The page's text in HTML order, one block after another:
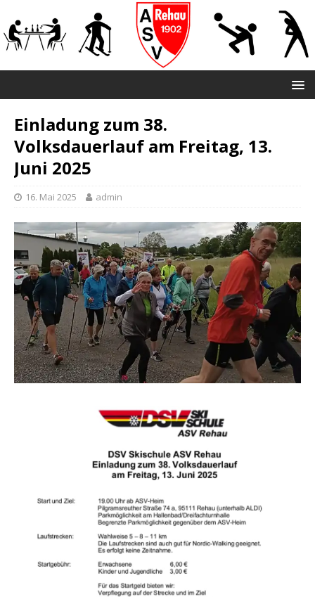
Einladung zum 38.
Volksdauerlauf am Freitag, 13.
Juni 2025
16. Mai 2025 admin